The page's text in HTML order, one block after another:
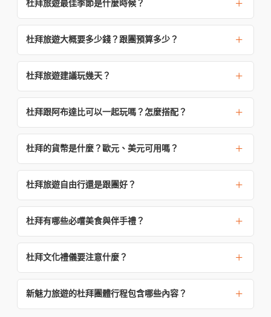
杜拜旅遊最佳季節是什麼時候？
杜拜旅遊大概要多少錢？跟團預算多少？
杜拜旅遊建議玩幾天？
杜拜跟阿布達比可以一起玩嗎？怎麼搭配？
杜拜的貨幣是什麼？歐元、美元可用嗎？
杜拜旅遊自由行還是跟團好？
杜拜有哪些必嚐美食與伴手禮？
杜拜文化禮儀要注意什麼？
新魅力旅遊的杜拜團體行程包含哪些內容？